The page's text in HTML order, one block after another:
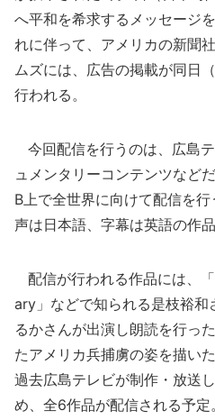
へ平和を希求するメッセージ
れに伴って、アメリカの新聞
ムズには、広告の掲載が同日
行われる。
今回配信を行うのは、広島
ュメンタリーコンテンツなど
B上で全世界に向けて配信を
声は日本語、字幕は英語の作品
配信が行われる作品には、
ary」などで知られる是枝裕和
るかさんが出演し朗読を行っ
たアメリカ兵捕虜の姿を描い
過去広島テレビが制作・放送
め、全6作品が配信される予